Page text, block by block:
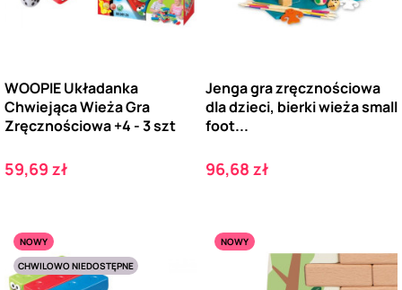
WOOPIE Układanka
Chwiejąca Wieża Gra
Zręcznościowa +4 - 3 szt
Cena
59,69 zł
Jenga gra zręcznościowa
dla dzieci, bierki wieża small
foot...
Cena
96,68 zł
NOWY
CHWILOWO NIEDOSTĘPNE
NOWY